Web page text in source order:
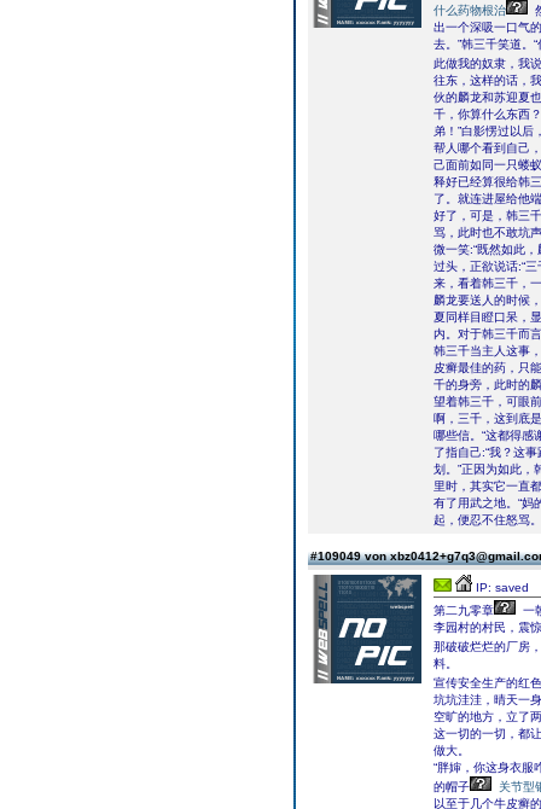
什么药物根治
出一个深吸一口气
去。”韩三千笑道。
此做我的奴隶，我
往东，这样的话，
伙的麟龙和苏迎夏
千，你算什么东西
弟！”白影愣过以
帮人哪个看到自己
己面前如同一只蝼
释好已经算很给韩
了。就连进屋给他
好了，可是，韩三
骂，此时也不敢坑
微一笑:“既然如此
过头，正欲说话:“
来，看着韩三千，
麟龙要送人的时候
夏同样目瞪口呆，
内。对于韩三千而
韩三千当主人这事
皮癣最佳的药，只
千的身旁，此时的
望着韩三千，可眼
啊，三千，这到底
哪些信。“这都得感
了指自己:“我？这
划。”正因为如此，
里时，其实它一直
有了用武之地。“妈
起，便忍不住怒骂
#109049 von
IP: saved
第二九零章
一
李园村的村民，震
那破破烂烂的厂房
料。
宣传安全生产的红
坑坑洼洼，晴天一
空旷的地方，立了
这一切的一切，都
做大。
“胖婶，你这身衣服
的帽子
关节型
以至于几个牛皮癣